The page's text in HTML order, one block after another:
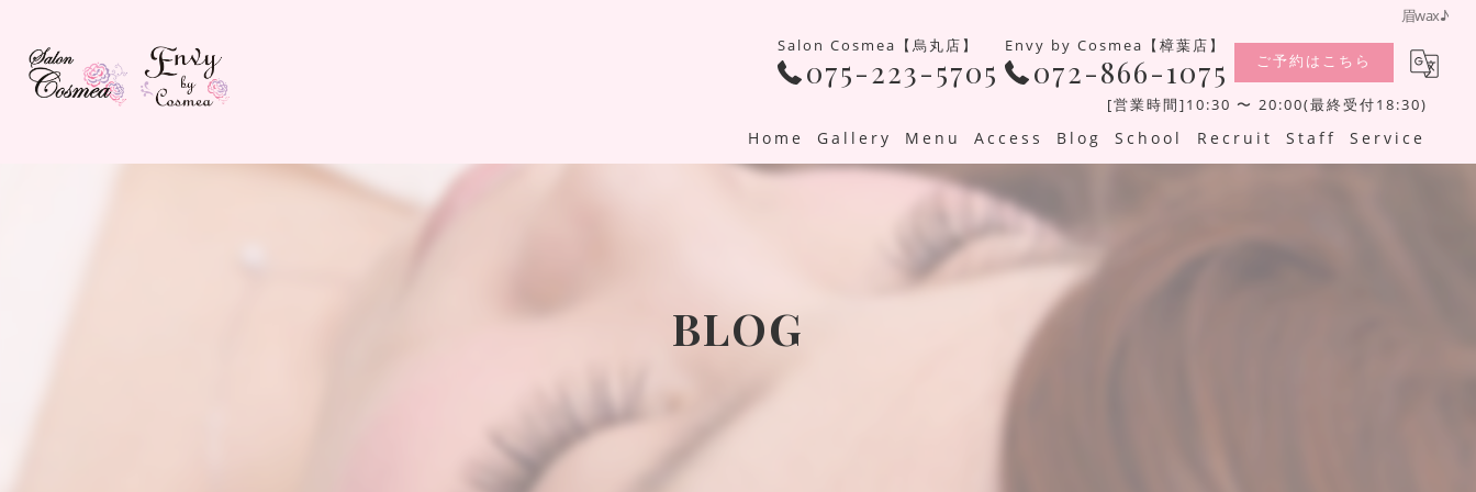
眉wax♪
Salon Cosmea【烏丸店】
075-223-5705
Envy by Cosmea【樟葉店】
072-866-1075 ご予約はこちら
[営業時間]10:30 〜 20:00(最終受付18:30)
Home Gallery Menu Access Blog School Recruit Staff Service
BLOG